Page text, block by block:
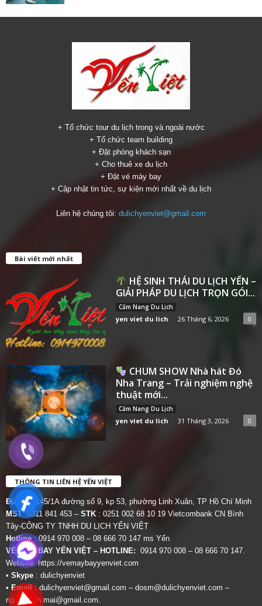
+ Tổ chức tour du lịch trong và ngoài nước
+ Tổ chức team building
+ Đặt phòng khách sạn
+ Cho thuê xe du lịch
+ Đặt vé máy bay
+ Cập nhật tin tức, sự kiện mới nhất về du lịch
Liên hệ chúng tôi: dulichyenviet@gmail.com
Bài viết mới nhất
HỆ SINH THÁI DU LỊCH YẾN –
GIẢI PHÁP DU LỊCH TRỌN GÓI...
Cẩm Nang Du Lịch
yen viet du lich - 26 Tháng 6, 2026 0
CHUM SHOW Nhà hát Đó
Nha Trang – Trải nghiệm nghệ
thuật mới...
Cẩm Nang Du Lịch
yen viet du lich - 31 Tháng 3, 2026 0
THÔNG TIN LIÊN HỆ YẾN VIỆT
Địa chỉ: 145/1A đường số 9, kp 53, phường Linh Xuân, TP Hồ Chí Minh
MST: 0311 841 453 – STK : 0251 002 68 10 19 Vietcombank CN Bình
Tây-CÔNG TY TNHH DU LỊCH YẾN VIỆT
Hotline: 0914 970 008 – 08 666 70 147 ms Yến
VÉ MÁY BAY YẾN VIỆT – HOTLINE: 0914 970 008 – 08 666 70 147.
Website:https://vemaybayyenviet.com
• Skype : dulichyenviet
• Email :dulichyenviet@gmail.com – dosm@dulichyenviet.com –
ngan.phan.mai@gmail.com.